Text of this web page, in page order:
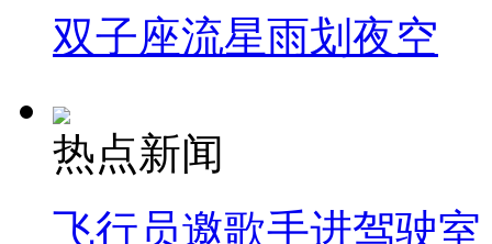
双子座流星雨划夜空
热点新闻
飞行员邀歌手进驾驶